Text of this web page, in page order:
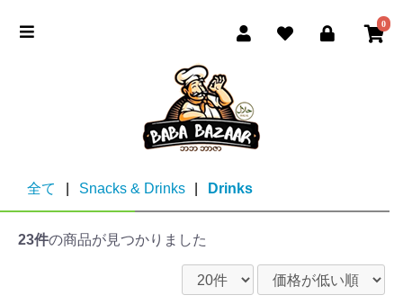
0
全て Snacks & Drinks Drinks
23件の商品が見つかりました